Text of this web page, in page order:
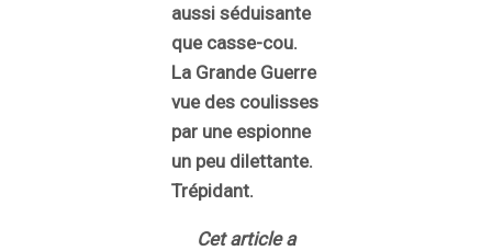
aussi séduisante
que casse-cou.
La Grande Guerre
vue des coulisses
par une espionne
un peu dilettante.
Trépidant.
Cet article a